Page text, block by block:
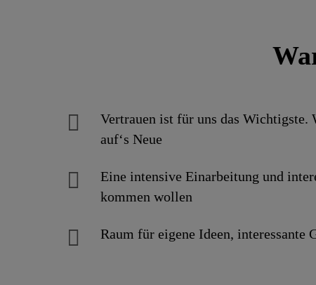
Vertrauen ist für uns das Wichtigste.
auf‘s Neue
Eine intensive Einarbei­tung und
kommen wollen
Raum für eigene Ideen,